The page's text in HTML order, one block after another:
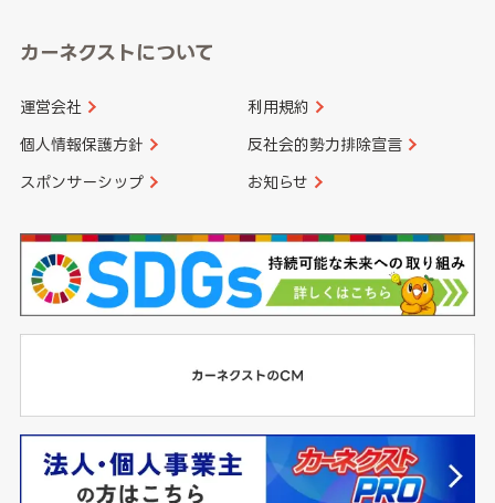
カーネクストについて
運営会社 利用規約
個人情報保護方針 反社会的勢力排除宣言
スポンサーシップ お知らせ